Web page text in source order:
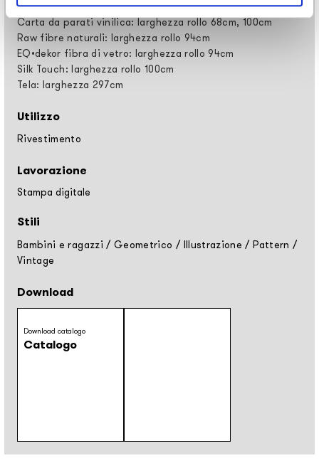
Carta da parati vinilica: larghezza rollo 68cm, 100cm
Raw fibre naturali: larghezza rollo 94cm
EQ•dekor fibra di vetro: larghezza rollo 94cm
Silk Touch: larghezza rollo 100cm
Tela: larghezza 297cm
Utilizzo
Rivestimento
Lavorazione
Stampa digitale
Stili
Bambini e ragazzi /Geometrico / Illustrazione /Pattern /
Vintage
Download
Download catalogo
Catalogo